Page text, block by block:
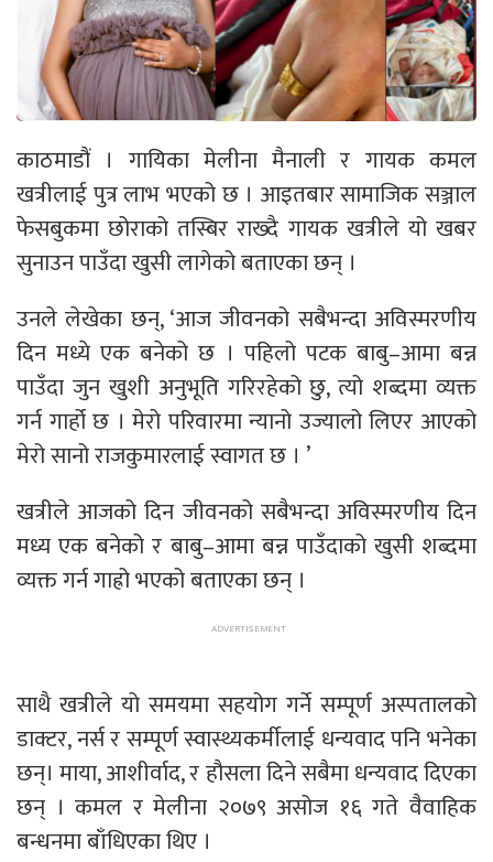
काठमाडौं । गायिका मेलीना मैनाली र गायक कमल
खत्रीलाई पुत्र लाभ भएको छ । आइतबार सामाजिक सञ्जाल
फेसबुकमा छोराको तस्बिर राख्दै गायक खत्रीले यो खबर
सुनाउन पाउँदा खुसी लागेको बताएका छन् ।
उनले लेखेका छन्, ‘आज जीवनको सबैभन्दा अविस्मरणीय
दिन मध्ये एक बनेको छ । पहिलो पटक बाबु–आमा बन्न
पाउँदा जुन खुशी अनुभूति गरिरहेको छु, त्यो शब्दमा व्यक्त
गर्न गार्हो छ । मेरो परिवारमा न्यानो उज्यालो लिएर आएको
मेरो सानो राजकुमारलाई स्वागत छ । ’
खत्रीले आजको दिन जीवनको सबैभन्दा अविस्मरणीय दिन
मध्य एक बनेको र बाबु–आमा बन्न पाउँदाको खुसी शब्दमा
व्यक्त गर्न गाह्रो भएको बताएका छन् ।
साथै खत्रीले यो समयमा सहयोग गर्ने सम्पूर्ण अस्पतालको
डाक्टर, नर्स र सम्पूर्ण स्वास्थ्यकर्मीलाई धन्यवाद पनि भनेका
छन्। माया, आशीर्वाद, र हौसला दिने सबैमा धन्यवाद दिएका
छन् । कमल र मेलीना २०७९ असोज १६ गते वैवाहिक
बन्धनमा बाँधिएका थिए ।